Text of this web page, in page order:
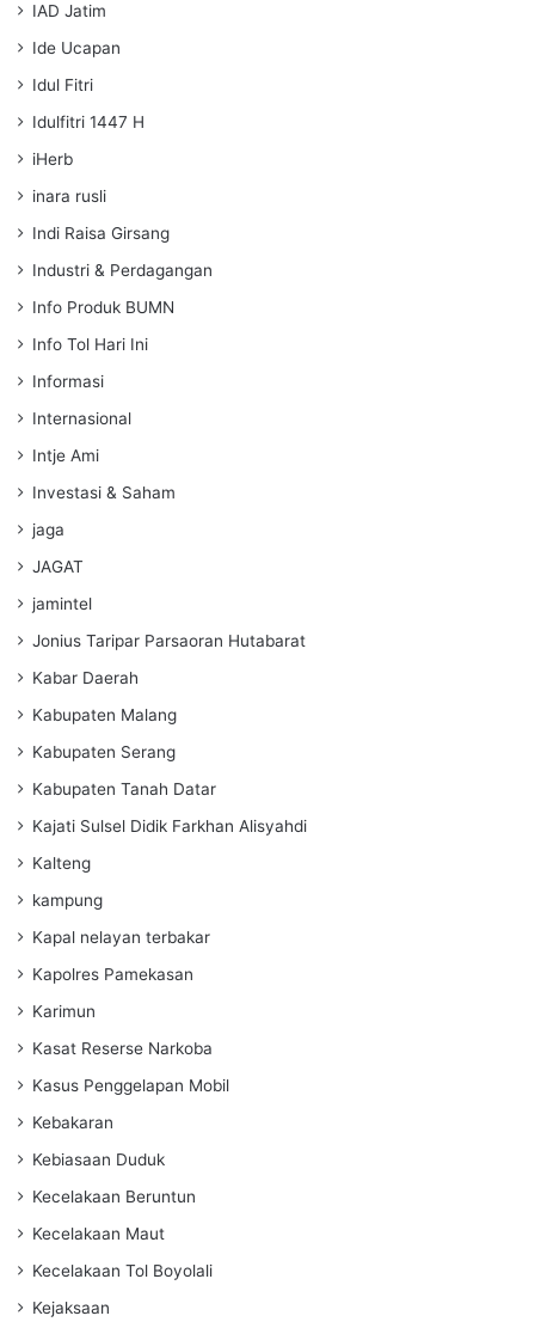
IAD Jatim
Ide Ucapan
Idul Fitri
Idulfitri 1447 H
iHerb
inara rusli
Indi Raisa Girsang
Industri & Perdagangan
Info Produk BUMN
Info Tol Hari Ini
Informasi
Internasional
Intje Ami
Investasi & Saham
jaga
JAGAT
jamintel
Jonius Taripar Parsaoran Hutabarat
Kabar Daerah
Kabupaten Malang
Kabupaten Serang
Kabupaten Tanah Datar
Kajati Sulsel Didik Farkhan Alisyahdi
Kalteng
kampung
Kapal nelayan terbakar
Kapolres Pamekasan
Karimun
Kasat Reserse Narkoba
Kasus Penggelapan Mobil
Kebakaran
Kebiasaan Duduk
Kecelakaan Beruntun
Kecelakaan Maut
Kecelakaan Tol Boyolali
Kejaksaan